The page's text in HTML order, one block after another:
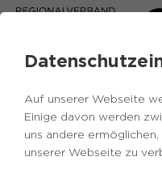
Auf unserer Webseite
Einige davon werden
uns andere
unserer Webseite zu
Zurück zur Übersicht